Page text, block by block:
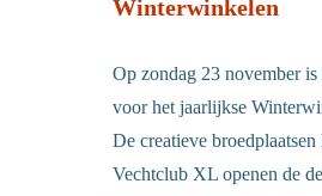
Winterwinkelen
Op zondag 23 november
voor het jaarlijkse
De creatieve
Vechtclub XL openen de